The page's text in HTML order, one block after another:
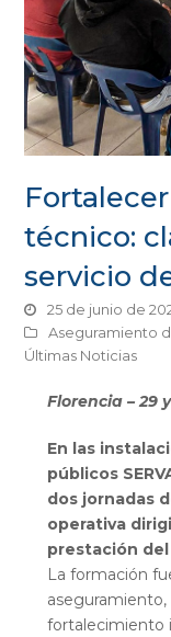
técnico:
servicio
25 de junio de
Aseguramiento
Últimas Noticias
Florencia – 29
En las
públicos
dos jornadas
operativa
prestación
La formación
fortalecimiento